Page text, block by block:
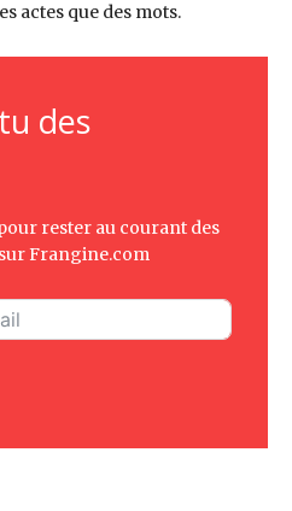
actes que des mots.
des
rester au courant des
Frangine.com